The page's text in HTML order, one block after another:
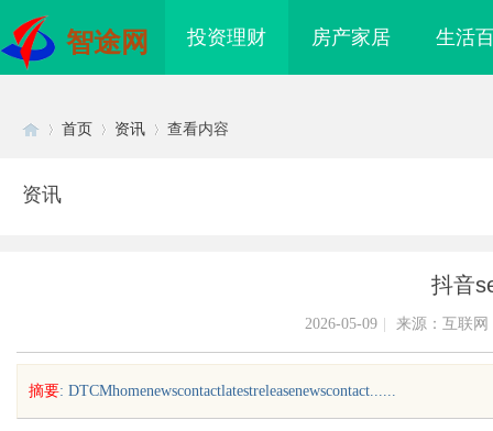
智途网 投资理财 房产家居 生活
首页 资讯 查看内容
资讯
抖音
2026-05-09 来源：互联网
摘要: DTCMhomenewscontactlatestreleasenewscontact......